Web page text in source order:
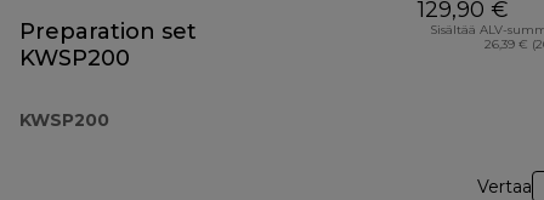
Preparation set
KWSP200
KWSP200
129,90 €
Sisältää ALV-
26,39 €
Vertaa